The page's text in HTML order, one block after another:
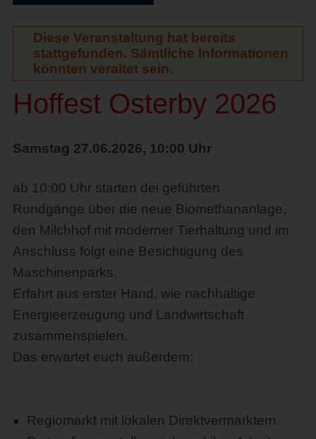
Diese Veranstaltung hat bereits
stattgefunden. Sämtliche Informationen
könnten veraltet sein.
Hoffest Osterby 2026
Samstag 27.06.2026, 10:00 Uhr
ab 10:00 Uhr starten dei geführten
Rundgänge über die neue Biomethananlage,
den Milchhof mit moderner Tierhaltung und im
Anschluss folgt eine Besichtigung des
Maschinenparks.
Erfahrt aus erster Hand, wie nachhaltige
Energieerzeugung und Landwirtschaft
zusammenspielen.
Das erwartet euch außerdem:
Regiomarkt mit lokalen Direktvermarktern